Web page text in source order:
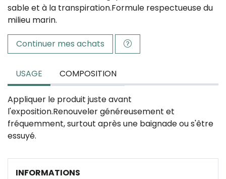
sable et à la transpiration.Formule respectueuse du
milieu marin.
Continuer mes achats
USAGE COMPOSITION
Appliquer le produit juste avant
l'exposition.Renouveler généreusement et
fréquemment, surtout après une baignade ou s'être
essuyé.
INFORMATIONS